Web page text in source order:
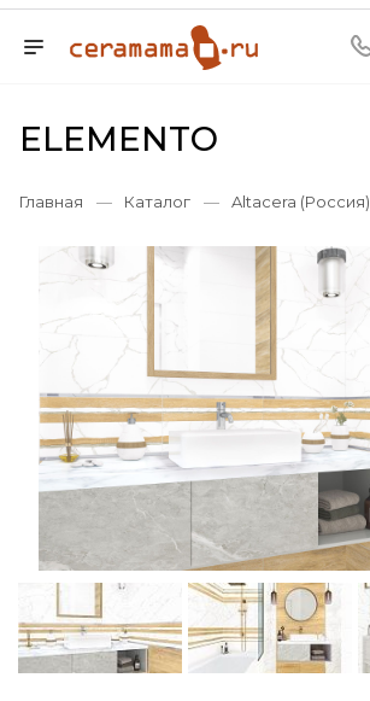
ELEMENTO
Главная — Каталог — Altacera (Россия)